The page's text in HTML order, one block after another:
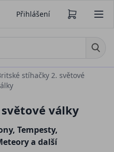
Přihlášení
stíhačky 2. světové
války
Tempesty,
a další